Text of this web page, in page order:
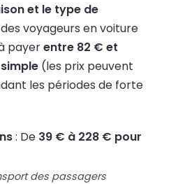
et le type de
voyageurs en voiture
payerentre 82 € et
(les prix peuvent
les périodes de forte
: De 39 € à 228 € pour
des passagers